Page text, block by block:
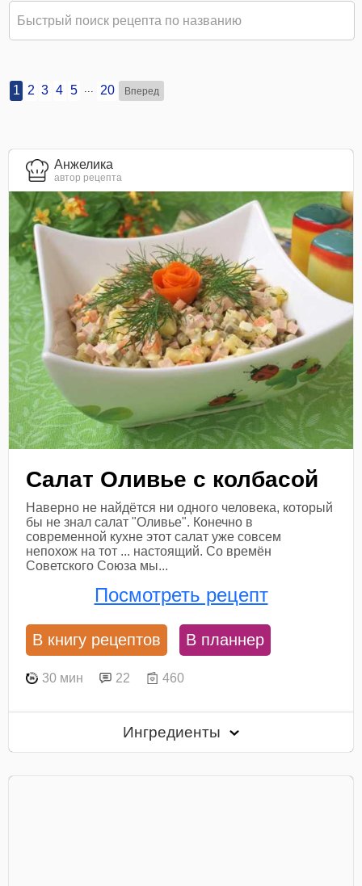
1 2 3 4 5 ... 20 Вперед
Анжелика
автор рецепта
Салат Оливье с колбасой
Наверно не найдётся ни одного человека, который
бы не знал салат "Оливье". Конечно в
современной кухне этот салат уже совсем
непохож на тот ... настоящий. Со времён
Советского Союза мы...
Посмотреть рецепт
В книгу рецептов В планнер
30 мин 22 460
Ингредиенты